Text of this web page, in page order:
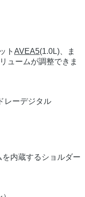
ト AVEA5(1.0L)、ま
ュームが調整できま
ーデジタル
内蔵するショルダー